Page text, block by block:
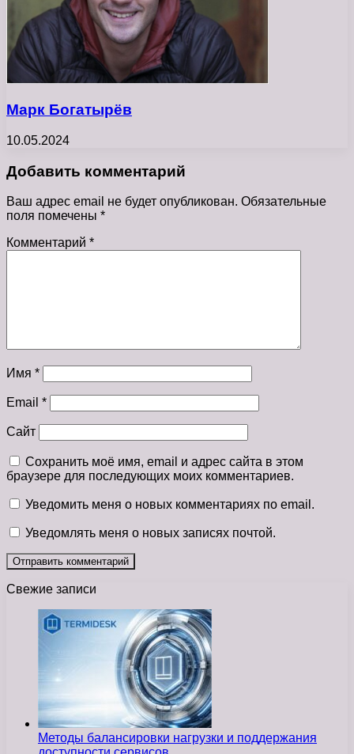
Марк Богатырёв
10.05.2024
Добавить комментарий
Ваш адрес email не будет опубликован. Обязательные
поля помечены *
Комментарий *
Имя *
Email *
Сайт
Сохранить моё имя, email и адрес сайта в этом
браузере для последующих моих комментариев.
Уведомить меня о новых комментариях по email.
Уведомлять меня о новых записях почтой.
Свежие записи
Методы балансировки нагрузки и поддержания